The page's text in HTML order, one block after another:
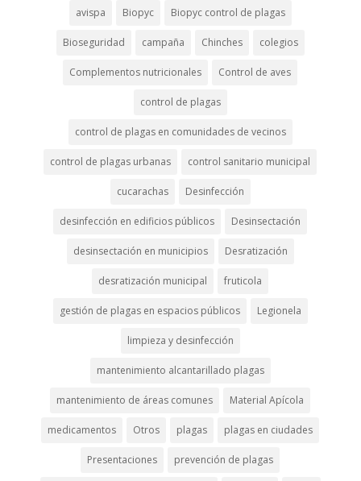
avispa Biopyc Biopyc control de plagas
Bioseguridad campaña Chinches colegios
Complementos nutricionales Control de aves
control de plagas
control de plagas en comunidades de vecinos
control de plagas urbanas control sanitario municipal
cucarachas Desinfección
desinfección en edificios públicos Desinsectación
desinsectación en municipios Desratización
desratización municipal fruticola
gestión de plagas en espacios públicos Legionela
limpieza y desinfección
mantenimiento alcantarillado plagas
mantenimiento de áreas comunes Material Apícola
medicamentos Otros plagas plagas en ciudades
Presentaciones prevención de plagas